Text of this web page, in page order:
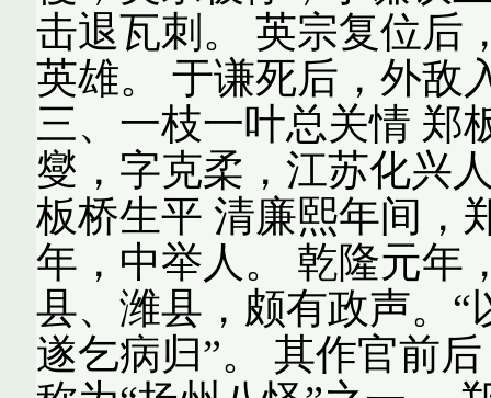
击退瓦刺。 英宗复位后
英雄。 于谦死后，外敌
三、一枝一叶总关情 郑
燮，字克柔，江苏化兴
板桥生平 清廉熙年间，
年，中举人。 乾隆元年
县、潍县，颇有政声。
遂乞病归”。 其作官前